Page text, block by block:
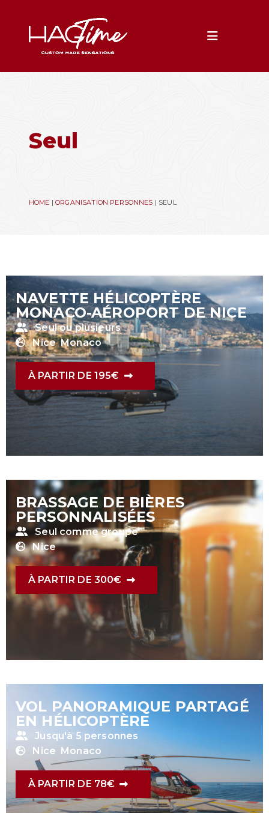
Toggle
Seul
HOME |ORGANISATION PERSONNES | SEUL
NAVETTE HÉLICOPTÈRE
MONACO-AÉROPORT DE NICE
Seul ou plusieurs
Nice Monaco
À PARTIR DE 195€
BRASSAGE DE BIÈRES
PERSONNALISÉES
Seul comme groupe
Nice
À PARTIR DE 300€
VOL PANORAMIQUE PARTAGÉ
EN HÉLICOPTÈRE
Jusqu'à 5 personnes
Nice Monaco
À PARTIR DE 78€